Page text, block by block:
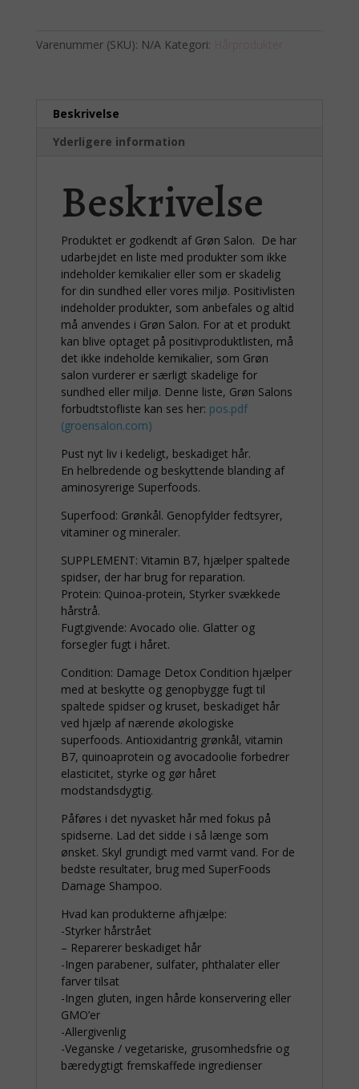
ødelagt
Varenummer (SKU): N/A Kategori:
Beskrivelse
Yderligere information
Beskrivelse
Produktet er godkendt af Grøn Salon. De har
udarbejdet en liste med produkter som ikke
indeholder kemikalier eller som er skadelig
for din sundhed eller vores miljø. Positivlisten
indeholder produkter, som anbefales og altid
må anvendes i Grøn Salon. For at et produkt
kan blive optaget på positivproduktlisten, må
det ikke indeholde kemikalier, som Grøn
salon vurderer er særligt skadelige for
sundhed eller miljø. Denne liste, Grøn Salons
forbudtstofliste kan ses her: pos.pdf
(groensalon.com)
Pust nyt liv i kedeligt, beskadiget hår.
En helbredende og beskyttende blanding af
aminosyrerige Superfoods.
Superfood: Grønkål. Genopfylder fedtsyrer,
vitaminer og mineraler.
SUPPLEMENT: Vitamin B7, hjælper spaltede
spidser, der har brug for reparation.
Protein: Quinoa-protein, Styrker svækkede
hårstrå.
Fugtgivende: Avocado olie. Glatter og
forsegler fugt i håret.
Condition: Damage Detox Condition hjælper
med at beskytte og genopbygge fugt til
spaltede spidser og kruset, beskadiget hår
ved hjælp af nærende økologiske
superfoods. Antioxidantrig grønkål, vitamin
B7, quinoaprotein og avocadoolie forbedrer
elasticitet, styrke og gør håret
modstandsdygtig.
Påføres i det nyvasket hår med fokus på
spidserne. Lad det sidde i så længe som
ønsket. Skyl grundigt med varmt vand. For de
bedste resultater, brug med SuperFoods
Damage Shampoo.
Hvad kan produkterne afhjælpe:
-Styrker hårstrået
– Reparerer beskadiget hår
-Ingen parabener, sulfater, phthalater eller
farver tilsat
-Ingen gluten, ingen hårde konservering eller
GMO’er
-Allergivenlig
-Veganske / vegetariske, grusomhedsfrie og
bæredygtigt fremskaffede ingredienser